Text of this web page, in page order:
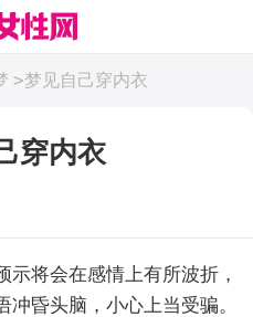
>梦见自己穿内衣
穿内衣
将会在感情上有所波折，
昏头脑，小心上当受骗。